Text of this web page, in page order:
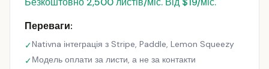
Переваги:
✓Nativna інтеграція з Stripe, Paddle, Lemon Squeezy
✓Модель оплати за листи, а не за контакти